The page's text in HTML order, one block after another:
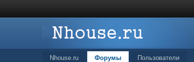
Nhouse.ru Форумы Пользователи